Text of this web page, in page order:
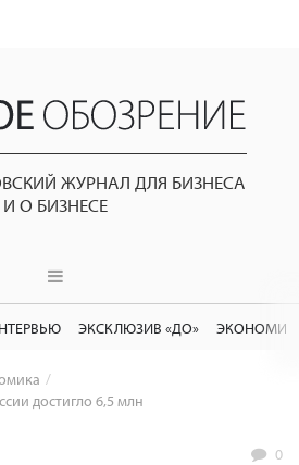
ЖУРНАЛ ДЛЯ БИЗНЕСА
И О БИЗНЕСЕ
ЭКСКЛЮЗИВ «ДО»
достигло 6,5 млн
0